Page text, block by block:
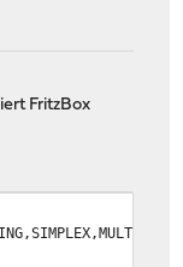
FritzBox